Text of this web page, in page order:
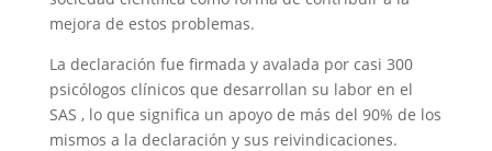
mejora de estos problemas.
La declaración fue firmada y avalada por casi 300
psicólogos clínicos que desarrollan su labor en el
SAS , lo que significa un apoyo de más del 90% de los
mismos a la declaración y sus reivindicaciones.